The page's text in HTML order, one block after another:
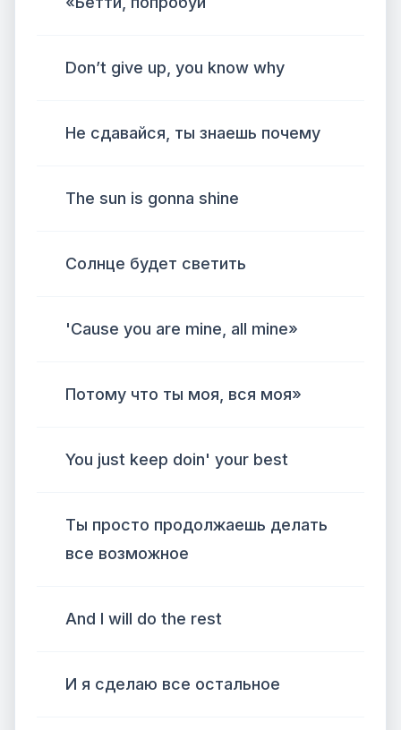
Don’t give up, you know why
Не сдавайся, ты знаешь почему
The sun is gonna shine
Солнце будет светить
'Cause you are mine, all mine»
Потому что ты моя, вся моя»
You just keep doin' your best
Ты просто продолжаешь делать
все возможное
And I will do the rest
И я сделаю все остальное